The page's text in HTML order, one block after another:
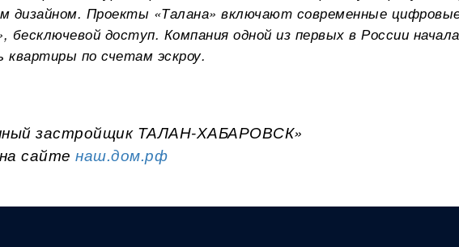
дизайном. Проекты «Талана» включают современные
бесключевой доступ. Компания одной из первых в России начала
по счетам эскроу.
застройщик ТАЛАН-ХАБАРОВСК»
сайте наш.дом.рф